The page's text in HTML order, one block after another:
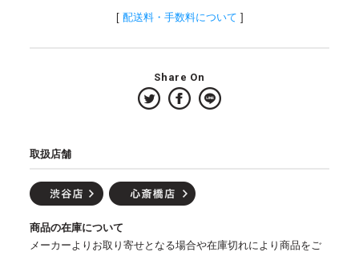
[ 配送料・手数料について ]
Share On
取扱店舗
商品の在庫について
メーカーよりお取り寄せとなる場合や在庫切れにより商品をご